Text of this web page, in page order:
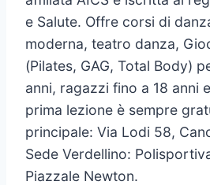
e Salute. Offre corsi di
moderna, teatro danza,
(Pilates, GAG, Total Body)
anni, ragazzi fino a 18 anni
prima lezione è sempre
principale: Via Lodi 58,
Sede Verdellino:
Piazzale Newton.